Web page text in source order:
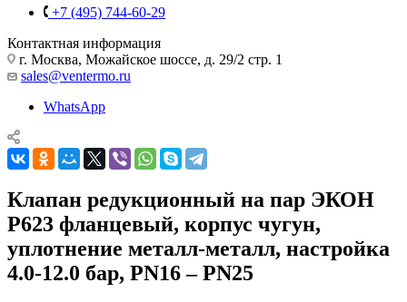
+7 (495) 744-60-29
Контактная информация
г. Москва, Можайское шоссе, д. 29/2 стр. 1
sales@ventermo.ru
WhatsApp
Клапан редукционный на пар ЭКОН
Р623 фланцевый, корпус чугун,
уплотнение металл-металл, настройка
4.0-12.0 бар, PN16 – PN25